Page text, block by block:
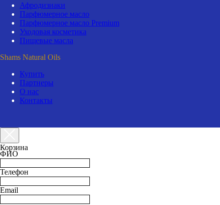
Афродизиаки
Парфюмерное масло
Парфюмерное масло Premium
Уходовая косметика
Пищевые масла
Shams Natural Oils
Купить
Партнеры
О нас
Контакты
Корзина
ФИО
Телефон
Email